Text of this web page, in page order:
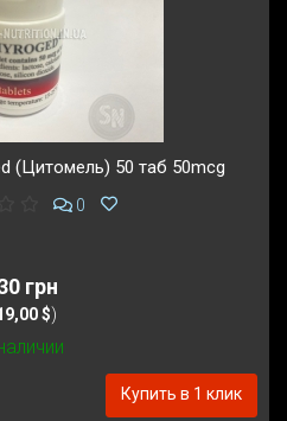
(Цитомель) 50 таб 50mcg
0
грн
$)
Купить в 1 клик